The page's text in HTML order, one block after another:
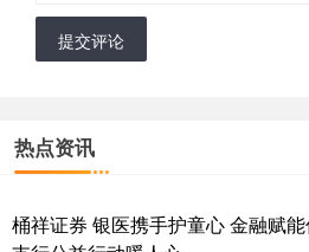
提交评论
热点资讯
桶祥证券 银医携手护童心 金融赋